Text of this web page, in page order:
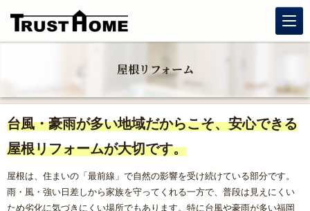
玄関リフォーム
水まわりリフォーム
マンションリフォーム
屋根リフォーム
台風・豪雨が多い地域だからこそ、安心できる
屋根リフォームが大切です。
屋根は、住まいの「最前線」で自然の影響を受け続けている部分です。
雨・風・強い日差しから家族を守ってくれる一方で、普段は見えにくい
ため劣化に気づきにくい場所でもあります。特に台風や豪雨が多い福岡